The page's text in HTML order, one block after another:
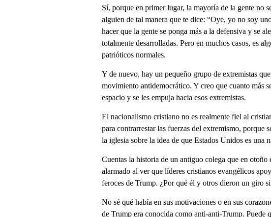
Sí, porque en primer lugar, la mayoría de la gente no
alguien de tal manera que te dice: “Oye, yo no soy
hacer que la gente se ponga más a la defensiva y se
totalmente desarrolladas. Pero en muchos casos, es
patrióticos normales.
Y de nuevo, hay un pequeño grupo de extremistas
movimiento antidemocrático. Y creo que cuanto más
espacio y se les empuja hacia esos extremistas.
El nacionalismo cristiano no es realmente fiel al
para contrarrestar las fuerzas del extremismo, porque
la iglesia sobre la idea de que Estados Unidos es
Cuentas la historia de un antiguo colega que en
alarmado al ver que líderes cristianos evangélicos
feroces de Trump. ¿Por qué él y otros dieron un giro
No sé qué había en sus motivaciones o en sus
de Trump era conocida como anti-anti-Trump. Puede